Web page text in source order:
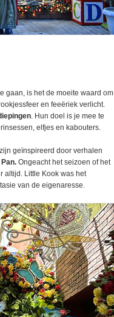
gaan, is het de moeite waard om
en feeëriek verlicht.
. Hun doel is je mee te
elfjes en kabouters.
geïnspireerd door verhalen
Ongeacht het seizoen of het
altijd. Little Kook was het
van de eigenaresse.